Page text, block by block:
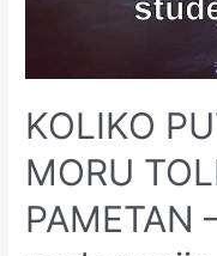
KOLIKO
MORU
PAMETAN